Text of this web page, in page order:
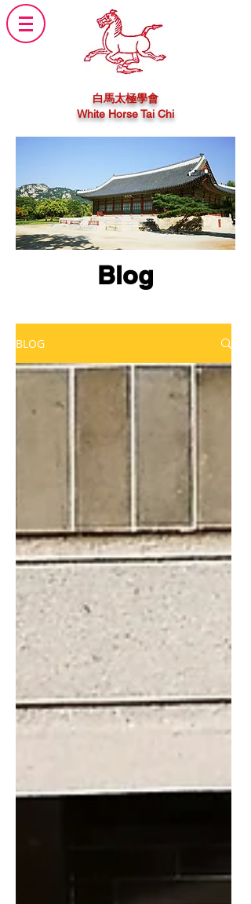
白馬太極學會
White Horse Tai Chi
Blog
BLOG